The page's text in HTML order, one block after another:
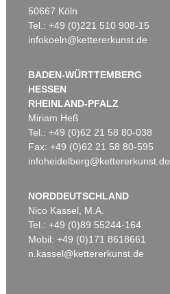
50667 Köln
Tel.: +49 (0)221 510 908-15
infokoeln@kettererkunst.de
BADEN-WÜRTTEMBERG
HESSEN
RHEINLAND-PFALZ
Miriam Heß
Tel.: +49 (0)62 21 58 80-038
Fax: +49 (0)62 21 58 80-595
infoheidelberg@kettererkunst.de
NORDDEUTSCHLAND
Nico Kassel, M.A.
Tel.: +49 (0)89 55244-164
Mobil: +49 (0)171 8618661
n.kassel@kettererkunst.de